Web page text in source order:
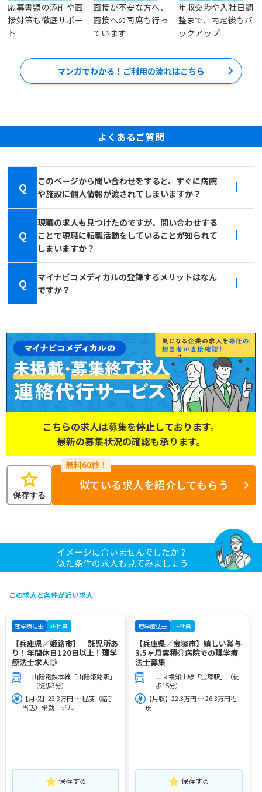
応募書類の添削や面
接対策も徹底サポー
ト
面接が不安な方へ、
面接への同席も行っ
ています
年収交渉や入社日調
整まで、内定後もバ
ックアップ
マンガでわかる！ご利用の流れはこちら
よくあるご質問
Q
このページから問い合わせをすると、すぐに病院
や施設に個人情報が渡されてしまいますか？
Q
現職の求人も見つけたのですが、問い合わせする
ことで現職に転職活動をしていることが知られて
しまいますか？
Q
マイナビコメディカルの登録するメリットはなん
ですか？
こちらの求人は募集を停止しております。
最新の募集状況の確認も承ります。
star
保存する
似ている求人を紹介してもらう
イメージに合いませんでしたか？
似た条件の求人も見てみましょう
この求人と条件が近い求人
理学療法士 正社員
【兵庫県／姫路市】 託児所あ
り！年間休日120日以上！理学
療法士求人◎
山陽電鉄本線「山陽姫路駅」
（徒歩3分）
【月収】23.3万円 ～ 程度（諸手
当込）常勤モデル
保存する
理学療法士 正社員
【兵庫県／宝塚市】嬉しい賞与
3.5ヶ月実積◎病院での理学療
法士募集
ＪＲ福知山線「宝塚駅」（徒
歩15分）
【月収】22.3万円 ～ 26.3万円程
度
保存する